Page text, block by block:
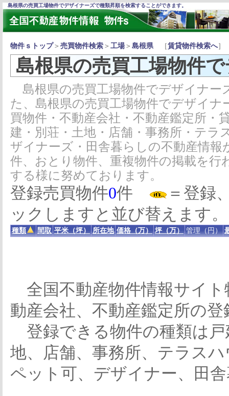
島根県の売買工場物件でデザイナーズで種類昇順を検索することができます。
物件ｓトップ＞ 売買物件検索 ＞ 工場 ＞ 島根県［賃貸物件検索へ］
島根県の売買工場物件
島根県の売買工場物件でデザイナー
た、島根県の売買工場物件でデザイ
買物件・不動産会社・不動産鑑定所・
建・別荘・土地・店舗・事務所・テラ
ザイナーズ・田舎暮らしの不動産情
件、おとり物件、重複物件の掲載を
する様に努めております。
登録売買物件0件
＝登録
ックしますと並び替えます。
種類 間取 平米（坪） 所在地 価格（万） 坪（万） 管理（円）
全国不動産物件情報サイト
動産会社、不動産鑑定所の
登録できる物件の種類は
地、店舗、事務所、テラス
ペット可、デザイナー、田